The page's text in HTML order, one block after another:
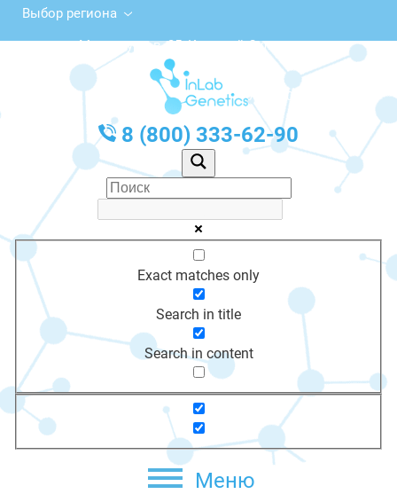
Выбор региона
ул. Металлургов, 25, Красный Сулин
с 10:00 до 20:00
График работы: Пн-Пт с 10:00 до 20:00
8 (800) 333-62-90
Exact matches only
Search in title
Search in content
Меню